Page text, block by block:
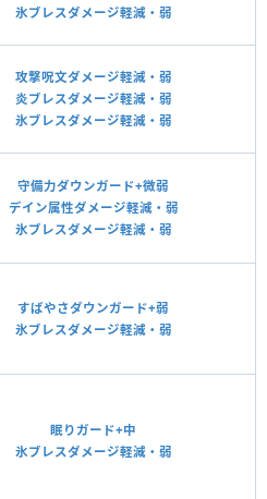
氷ブレスダメージ軽減・弱
攻撃呪文ダメージ軽減・弱
炎ブレスダメージ軽減・弱
氷ブレスダメージ軽減・弱
守備力ダウンガード+微弱
デイン属性ダメージ軽減・弱
氷ブレスダメージ軽減・弱
すばやさダウンガード+弱
氷ブレスダメージ軽減・弱
眠りガード+中
氷ブレスダメージ軽減・弱